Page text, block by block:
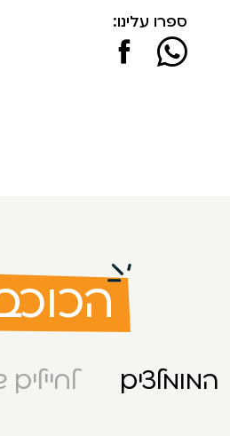
ספרו עלינו:
המומלצים לחיילים